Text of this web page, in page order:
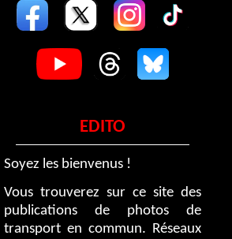
EDITO
Soyez les bienvenus !
Vous trouverez sur ce site des
publications de photos de
transport en commun. Réseaux